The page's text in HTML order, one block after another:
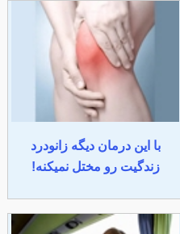
با این درمان دیگه زانودرد
زندگیت رو مختل نمیکنه!